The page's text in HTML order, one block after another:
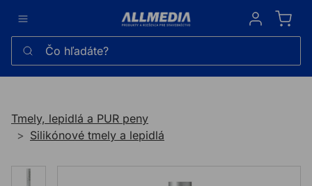
Sign in
Čo hľadáte?
Tmely, lepidlá a PUR peny
Silikónové tmely a lepidlá